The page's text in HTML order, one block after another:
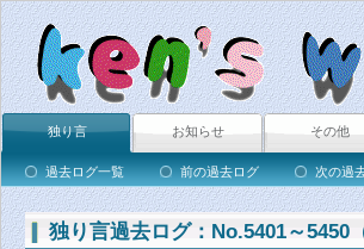
独り言 お知らせ その他
過去ログ一覧 前の過去ログ 次の過
独り言過去ログ：No.5401～5450